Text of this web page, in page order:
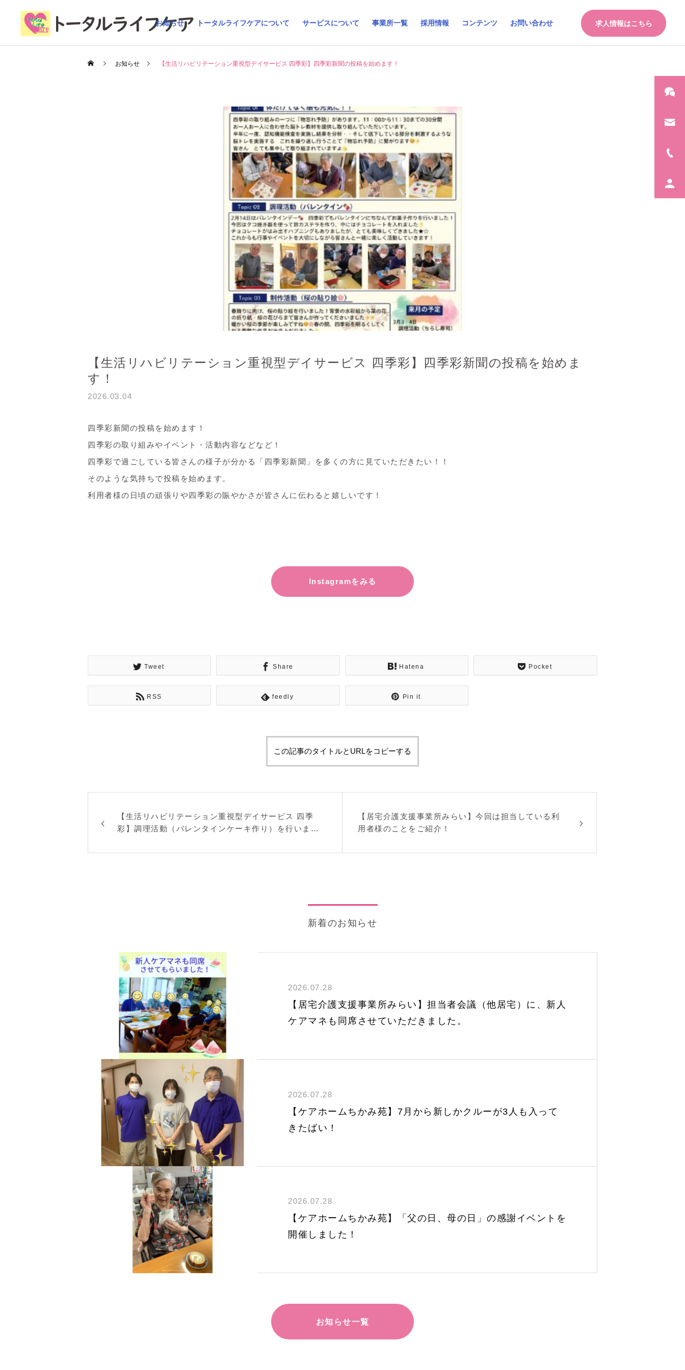
お知らせ トータルライフケアについて サービスについて 事業所一覧 採用情報 コンテンツ お問い合わせ 求人情報はこちら
お知らせ 【生活リハビリテーション重視型デイサービス 四季彩】四季彩新聞の投稿を始めます！
【生活リハビリテーション重視型デイサービス 四季彩】四季彩新聞の投稿を始めま
す！
2026.03.04
四季彩新聞の投稿を始めます！
四季彩の取り組みやイベント・活動内容などなど！
四季彩で過ごしている皆さんの様子が分かる「四季彩新聞」を多くの方に見ていただきたい！！
そのような気持ちで投稿を始めます。
利用者様の日頃の頑張りや四季彩の賑やかさが皆さんに伝わると嬉しいです！
Instagramをみる
Tweet Share Hatena Pocket
RSS feedly Pin it
この記事のタイトルとURLをコピーする
【生活リハビリテーション重視型デイサービス 四季
彩】調理活動（バレンタインケーキ作り）を行いまし
【居宅介護支援事業所みらい】今回は担当している利
用者様のことをご紹介！
新着のお知らせ
2026.07.28
【居宅介護支援事業所みらい】担当者会議（他居宅）に、新人
ケアマネも同席させていただきました。
2026.07.28
【ケアホームちかみ苑】7月から新しかクルーが3人も入って
きたばい！
2026.07.28
【ケアホームちかみ苑】「父の日、母の日」の感謝イベントを
開催しました！
お知らせ一覧